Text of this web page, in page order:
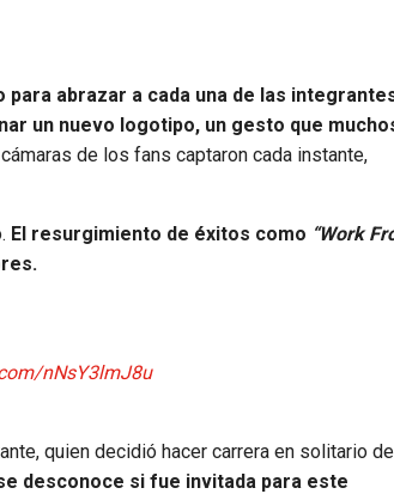
abrazar a cada una de las
un nuevo logotipo, un gesto que
de los fans captaron cada instante,
El resurgimiento de éxitos como “Work
nNsY3lmJ8u
quien decidió hacer carrera en solitario
desconoce si fue invitada para este